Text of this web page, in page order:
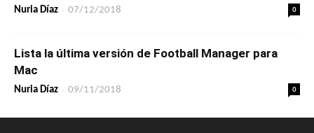
Nuria Díaz - 07/12/2018 0
Lista la última versión de Football Manager para
Mac
Nuria Díaz - 09/11/2018 0